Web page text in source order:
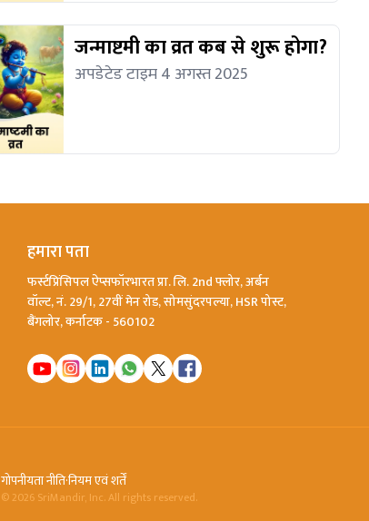
जन्माष्टमी का व्रत कब से शुरू होगा?
अपडेटेड टाइम 4 अगस्त 2025
हमारा पता
फर्स्टप्रिंसिपल ऐप्सफॉरभारत प्रा. लि. 2nd फ्लोर, अर्बन
वॉल्ट, नं. 29/1, 27वीं मेन रोड, सोमसुंदरपल्या, HSR पोस्ट,
बैंगलोर, कर्नाटक - 560102
गोपनीयता नीति·नियम एवं शर्तें
© 2026 SriMandir, Inc. All rights reserved.